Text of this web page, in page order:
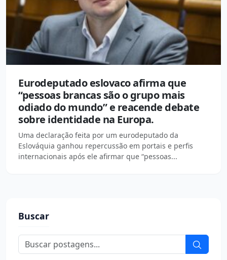
Eurodeputado eslovaco afirma que
“pessoas brancas são o grupo mais
odiado do mundo” e reacende debate
sobre identidade na Europa.
Uma declaração feita por um eurodeputado da
Eslováquia ganhou repercussão em portais e perfis
internacionais após ele afirmar que “pessoas...
Buscar